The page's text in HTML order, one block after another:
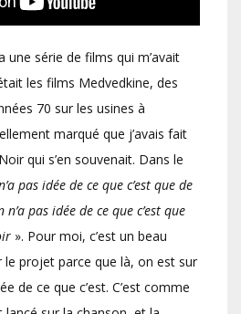
une série de films qui m’avait
les films Medvedkine, des
70 sur les usines à
marqué que j’avais fait
qui s’en souvenait. Dans le
pas idée de ce que c’est que de
pas idée de ce que c’est que
». Pour moi, c’est un beau
le projet parce que là, on est sur
de ce que c’est. C’est comme